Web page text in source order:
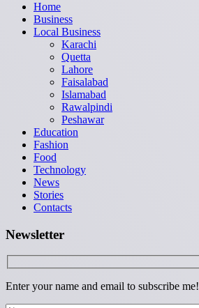
Home
Business
Local Business
Karachi
Quetta
Lahore
Faisalabad
Islamabad
Rawalpindi
Peshawar
Education
Fashion
Food
Technology
News
Stories
Contacts
Newsletter
Enter your name and email to subscribe me!